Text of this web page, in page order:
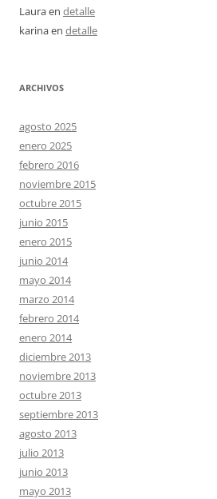
Lauraen detalle
karinaen detalle
ARCHIVOS
agosto 2025
enero 2025
febrero 2016
noviembre 2015
octubre 2015
junio 2015
enero 2015
junio 2014
mayo 2014
marzo 2014
febrero 2014
enero 2014
diciembre 2013
noviembre 2013
octubre 2013
septiembre 2013
agosto 2013
julio 2013
junio 2013
mayo 2013